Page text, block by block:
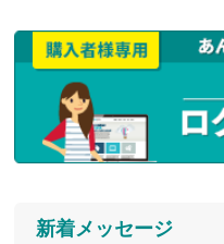
新着メッセージ